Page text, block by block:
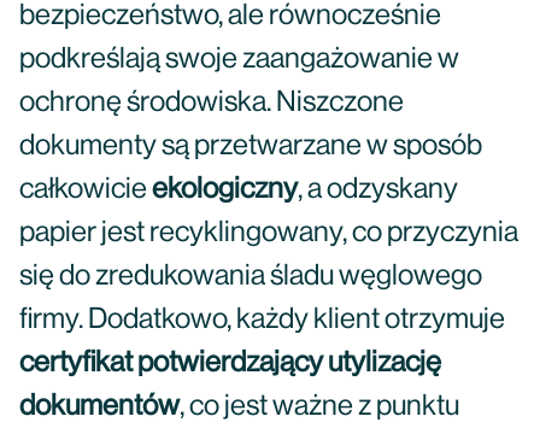
bezpieczeństwo, ale równocześnie
podkreślają swoje zaangażowanie w
ochronę środowiska. Niszczone
dokumenty są przetwarzane w sposób
całkowicieekologiczny, a odzyskany
papier jest recyklingowany, co przyczynia
się do zredukowania śladu węglowego
firmy. Dodatkowo, każdy klient otrzymuje
certyfikat potwierdzający utylizację
dokumentów, co jest ważne z punktu